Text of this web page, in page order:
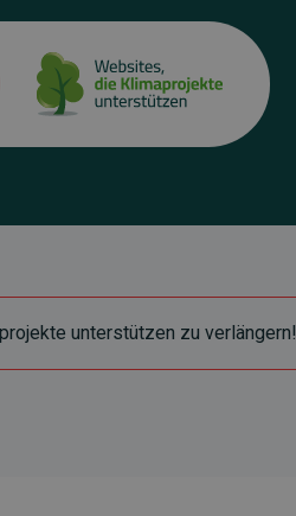
unterstützen zu verlängern!